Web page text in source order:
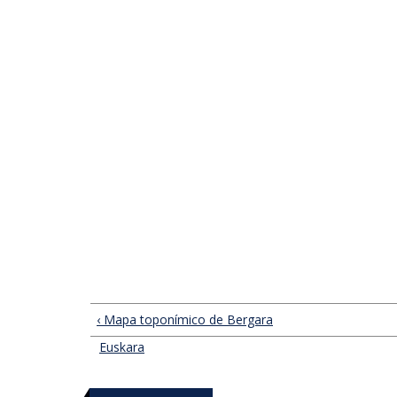
‹ Mapa toponímico de Bergara
Euskara